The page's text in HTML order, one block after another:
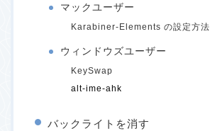
マックユーザー
Karabiner-Elements の設定方法
ウィンドウズユーザー
KeySwap
alt-ime-ahk
バックライトを消す